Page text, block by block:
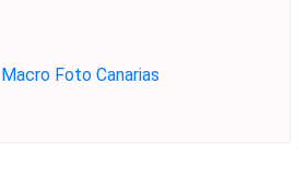
Macro Foto Canarias